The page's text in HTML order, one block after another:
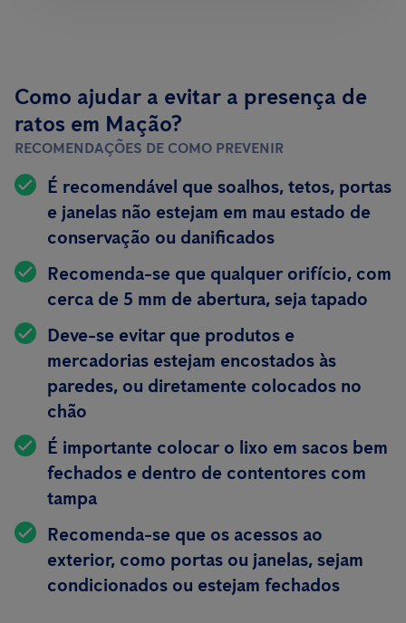
Como ajudar a evitar a presença de
ratos em Mação?
RECOMENDAÇÕES DE COMO PREVENIR
É recomendável que soalhos, tetos, portas
e janelas não estejam em mau estado de
conservação ou danificados
Recomenda-se que qualquer orifício, com
cerca de 5 mm de abertura, seja tapado
Deve-se evitar que produtos e
mercadorias estejam encostados às
paredes, ou diretamente colocados no
chão
É importante colocar o lixo em sacos bem
fechados e dentro de contentores com
tampa
Recomenda-se que os acessos ao
exterior, como portas ou janelas, sejam
condicionados ou estejam fechados